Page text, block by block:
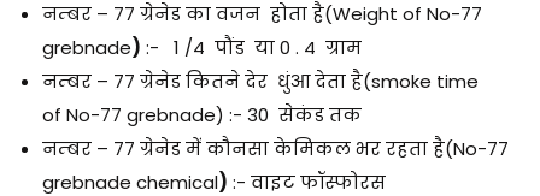
नम्बर – 77 ग्रेनेड का वजन होता है(Weight of No-77
grebnade) :- 1 /4 पौंड या 0 . 4 ग्राम
नम्बर – 77 ग्रेनेड कितने देर धुंआ देता है(smoke time
of No-77 grebnade) :- 30 सेकंड तक
नम्बर – 77 ग्रेनेड में कौनसा केमिकल भर रहता है(No-77
grebnade chemical) :- वाइट फॉस्फोरस